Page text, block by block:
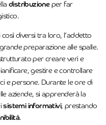
distribuzione per far
diversi tra loro, l’addetto
preparazione alle spalle.
per creare veri e
gestire e controllare
e persone. Durante le ore di
aziende, si apprenderà la
sistemi informativi, prestando
.